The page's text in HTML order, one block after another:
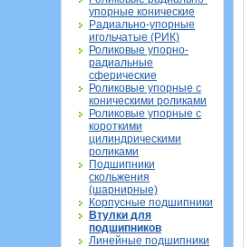
упорные конические
Радиально-упорные
игольчатые (РИК)
Роликовые упорно-
радиальные
сферические
Роликовые упорные с
коническими роликами
Роликовые упорные с
короткими
цилиндрическими
роликами
Подшипники
скольжения
(шарнирные)
Корпусные подшипники
Втулки для
подшипников
Линейные подшипники